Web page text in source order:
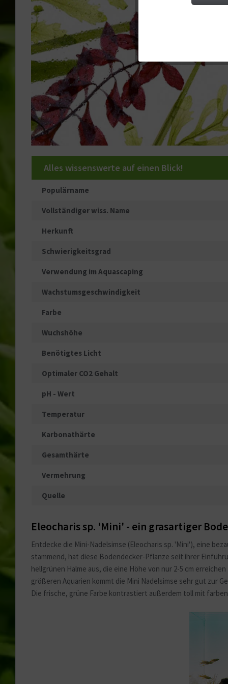
Populärname
Vollständiger wiss. Name
Herkunft
Schwierigkeitsgrad
Verwendung im Aquascaping
Wachstumsgeschwindigkeit
Farbe
Wuchshöhe
Benötigtes Licht
Optimaler CO2 Gehalt
pH - Wert
Temperatur
Karbonathärte
Gesamthärte
Vermehrung
Quelle
Alles wissenswerte auf einen Blick!
Eleocharis sp. 'Mini' - ein grasartiger
Entdecke die Mini-Nadelsimse (Eleocharis sp. 'Mini'), eine
stammend, hat diese Bodendecker-Pflanze seit ihrer
hellgrünen Halme aus, die eine Höhe von nur 2-5 cm
größeren Aquarien kommt die Mini Nadelsimse sehr gut zur
Die frische, grüne Farbe kontrastiert außerdem toll mit
Sonstige